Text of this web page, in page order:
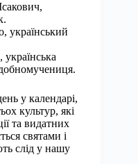
український
українська
у календарі,
культур, які
та видатних
святами і
слід у нашу